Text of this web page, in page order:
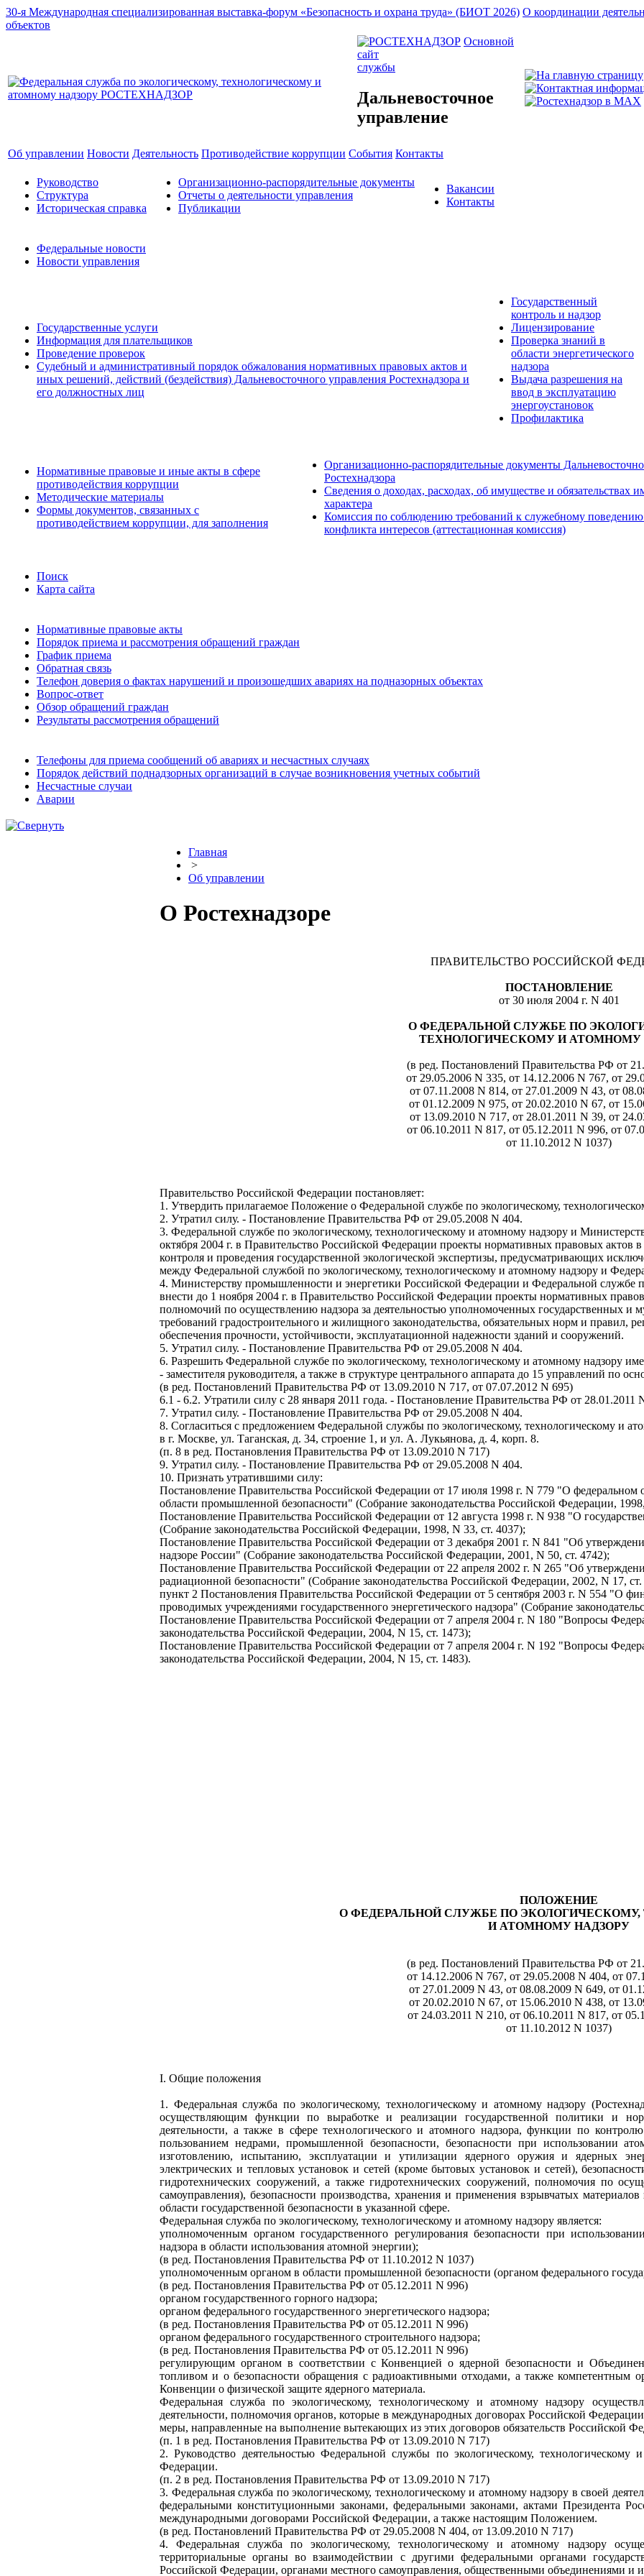
30-я Международная специализированная выставка-форум «Безопасность и охрана труда» (БИОТ 2026) О координации
объектов
Основной
сайт
службы
Дальневосточное
управление
Об управлении Новости Деятельность Противодействие коррупции События Контакты
Руководство
Структура
Историческая справка
Организационно-распорядительные документы
Отчеты о деятельности управления
Публикации
Вакансии
Контакты
Федеральные новости
Новости управления
Государственные услуги
Информация для плательщиков
Проведение проверок
Судебный и административный порядок обжалования нормативных правовых актов и
иных решений, действий (бездействия) Дальневосточного управления Ростехнадзора и
его должностных лиц
Государственный
контроль и надзор
Лицензирование
Проверка знаний в
области энергетического
надзора
Выдача разрешения на
ввод в эксплуатацию
энергоустановок
Профилактика
Нормативные правовые и иные акты в сфере
противодействия коррупции
Методические материалы
Формы документов, связанных с
противодействием коррупции, для заполнения
Организационно-распорядительные документы
Ростехнадзора
Сведения о доходах, расходах, об имуществе и обязательствах
характера
Комиссия по соблюдению требований к служебному
конфликта интересов (аттестационная комиссия)
Поиск
Карта сайта
Нормативные правовые акты
Порядок приема и рассмотрения обращений граждан
График приема
Обратная связь
Телефон доверия о фактах нарушений и произошедших авариях на подназорных объектах
Вопрос-ответ
Обзор обращений граждан
Результаты рассмотрения обращений
Телефоны для приема сообщений об авариях и несчастных случаях
Порядок действий поднадзорных организаций в случае возникновения учетных событий
Несчастные случаи
Аварии
Главная
>
Об управлении
О Ростехнадзоре
ПРАВИТЕЛЬСТВО РОССИЙСКОЙ
ПОСТАНОВЛЕНИЕ
от 30 июля 2004 г. N 401
О ФЕДЕРАЛЬНОЙ СЛУЖБЕ ПО
ТЕХНОЛОГИЧЕСКОМУ И АТОМНОМУ
(в ред. Постановлений Правительства РФ от
от 29.05.2006 N 335, от 14.12.2006 N 767, от
от 07.11.2008 N 814, от 27.01.2009 N 43, от
от 01.12.2009 N 975, от 20.02.2010 N 67, от
от 13.09.2010 N 717, от 28.01.2011 N 39, от
от 06.10.2011 N 817, от 05.12.2011 N 996, от
от 11.10.2012 N 1037)
Правительство Российской Федерации постановляет:
1. Утвердить прилагаемое Положение о Федеральной службе по экологическому,
2. Утратил силу. - Постановление Правительства РФ от 29.05.2008 N 404.
3. Федеральной службе по экологическому, технологическому и атомному надзору и
октября 2004 г. в Правительство Российской Федерации проекты нормативных правовых актов в
контроля и проведения государственной экологической экспертизы, предусматривающих
между Федеральной службой по экологическому, технологическому и атомному надзору и
4. Министерству промышленности и энергетики Российской Федерации и Федеральной службе
внести до 1 ноября 2004 г. в Правительство Российской Федерации проекты нормативных
полномочий по осуществлению надзора за деятельностью уполномоченных государственных
требований градостроительного и жилищного законодательства, обязательных норм и правил,
обеспечения прочности, устойчивости, эксплуатационной надежности зданий и сооружений.
5. Утратил силу. - Постановление Правительства РФ от 29.05.2008 N 404.
6. Разрешить Федеральной службе по экологическому, технологическому и атомному надзору
- заместителя руководителя, а также в структуре центрального аппарата до 15 управлений по
(в ред. Постановлений Правительства РФ от 13.09.2010 N 717, от 07.07.2012 N 695)
6.1 - 6.2. Утратили силу с 28 января 2011 года. - Постановление Правительства РФ от 28.01.2011
7. Утратил силу. - Постановление Правительства РФ от 29.05.2008 N 404.
8. Согласиться с предложением Федеральной службы по экологическому, технологическому и
в г. Москве, ул. Таганская, д. 34, строение 1, и ул. А. Лукьянова, д. 4, корп. 8.
(п. 8 в ред. Постановления Правительства РФ от 13.09.2010 N 717)
9. Утратил силу. - Постановление Правительства РФ от 29.05.2008 N 404.
10. Признать утратившими силу:
Постановление Правительства Российской Федерации от 17 июля 1998 г. N 779 "О
области промышленной безопасности" (Собрание законодательства Российской Федерации,
Постановление Правительства Российской Федерации от 12 августа 1998 г. N 938 "О
(Собрание законодательства Российской Федерации, 1998, N 33, ст. 4037);
Постановление Правительства Российской Федерации от 3 декабря 2001 г. N 841 "Об
надзоре России" (Собрание законодательства Российской Федерации, 2001, N 50, ст. 4742);
Постановление Правительства Российской Федерации от 22 апреля 2002 г. N 265 "Об
радиационной безопасности" (Собрание законодательства Российской Федерации, 2002, N 17, ст.
пункт 2 Постановления Правительства Российской Федерации от 5 сентября 2003 г. N 554 "О
проводимых учреждениями государственного энергетического надзора" (Собрание
Постановление Правительства Российской Федерации от 7 апреля 2004 г. N 180 "Вопросы
законодательства Российской Федерации, 2004, N 15, ст. 1473);
Постановление Правительства Российской Федерации от 7 апреля 2004 г. N 192 "Вопросы
законодательства Российской Федерации, 2004, N 15, ст. 1483).
ПОЛОЖЕНИЕ
О ФЕДЕРАЛЬНОЙ СЛУЖБЕ ПО
И АТОМНОМУ НАДЗОРУ
(в ред. Постановлений Правительства РФ от
от 14.12.2006 N 767, от 29.05.2008 N 404, от
от 27.01.2009 N 43, от 08.08.2009 N 649, от
от 20.02.2010 N 67, от 15.06.2010 N 438, от
от 24.03.2011 N 210, от 06.10.2011 N 817, от
от 11.10.2012 N 1037)
I. Общие положения
1. Федеральная служба по экологическому, технологическому и атомному надзору
осуществляющим функции по выработке и реализации государственной политики и
деятельности, а также в сфере технологического и атомного надзора, функции по
пользованием недрами, промышленной безопасности, безопасности при использовании
изготовлению, испытанию, эксплуатации и утилизации ядерного оружия и ядерных
электрических и тепловых установок и сетей (кроме бытовых установок и сетей),
гидротехнических сооружений, а также гидротехнических сооружений, полномочия по
самоуправления), безопасности производства, хранения и применения взрывчатых
области государственной безопасности в указанной сфере.
Федеральная служба по экологическому, технологическому и атомному надзору является:
уполномоченным органом государственного регулирования безопасности при
надзора в области использования атомной энергии);
(в ред. Постановления Правительства РФ от 11.10.2012 N 1037)
уполномоченным органом в области промышленной безопасности (органом федерального
(в ред. Постановления Правительства РФ от 05.12.2011 N 996)
органом государственного горного надзора;
органом федерального государственного энергетического надзора;
(в ред. Постановления Правительства РФ от 05.12.2011 N 996)
органом федерального государственного строительного надзора;
(в ред. Постановления Правительства РФ от 05.12.2011 N 996)
регулирующим органом в соответствии с Конвенцией о ядерной безопасности и
топливом и о безопасности обращения с радиоактивными отходами, а также компетентным
Конвенции о физической защите ядерного материала.
Федеральная служба по экологическому, технологическому и атомному надзору
деятельности, полномочия органов, которые в международных договорах Российской
меры, направленные на выполнение вытекающих из этих договоров обязательств Российской
(п. 1 в ред. Постановления Правительства РФ от 13.09.2010 N 717)
2. Руководство деятельностью Федеральной службы по экологическому, технологическому
Федерации.
(п. 2 в ред. Постановления Правительства РФ от 13.09.2010 N 717)
3. Федеральная служба по экологическому, технологическому и атомному надзору в своей
федеральными конституционными законами, федеральными законами, актами Президента
международными договорами Российской Федерации, а также настоящим Положением.
(в ред. Постановлений Правительства РФ от 29.05.2008 N 404, от 13.09.2010 N 717)
4. Федеральная служба по экологическому, технологическому и атомному надзору
территориальные органы во взаимодействии с другими федеральными органами
Российской Федерации, органами местного самоуправления, общественными объединениями и